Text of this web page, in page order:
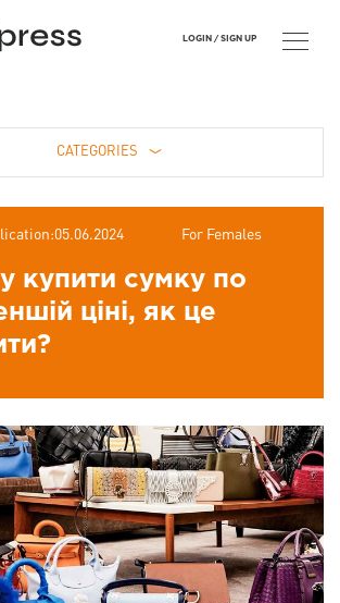
CATEGORIES
For Females
купити сумку по
ціні, як це
LOGIN / SIGN UP